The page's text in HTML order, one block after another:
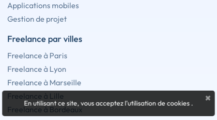
Applications mobiles
Gestion de projet
Freelance par villes
Freelance à Paris
Freelance à Lyon
Freelance à Marseille
Freelance à Lille
Freelance à Bordeaux
×
En utilisant ce site, vous acceptez l'utilisation de cookies.